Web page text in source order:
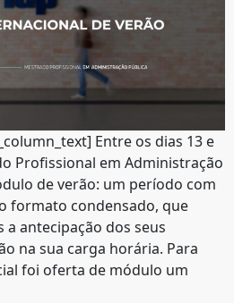
Entre os dias 13 e
Profissional em Administração
de verão: um período com
formato condensado, que
antecipação dos seus
na sua carga horária. Para
foi oferta de módulo um